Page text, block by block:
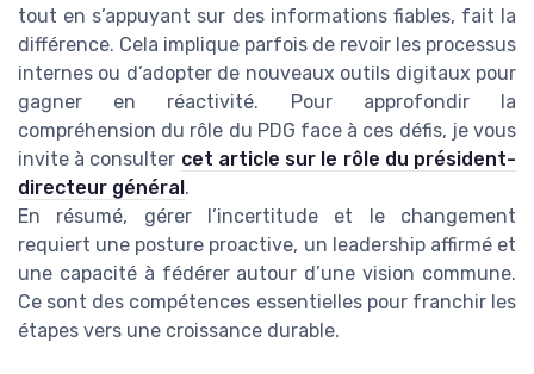
tout en s’appuyant sur des informations fiables, fait la
différence. Cela implique parfois de revoir les processus
internes ou d’adopter de nouveaux outils digitaux pour
gagner en réactivité. Pour approfondir la
compréhension du rôle du PDG face à ces défis, je vous
invite à consulter cet article sur le rôle du président-
directeur général.
En résumé, gérer l’incertitude et le changement
requiert une posture proactive, un leadership affirmé et
une capacité à fédérer autour d’une vision commune.
Ce sont des compétences essentielles pour franchir les
étapes vers une croissance durable.